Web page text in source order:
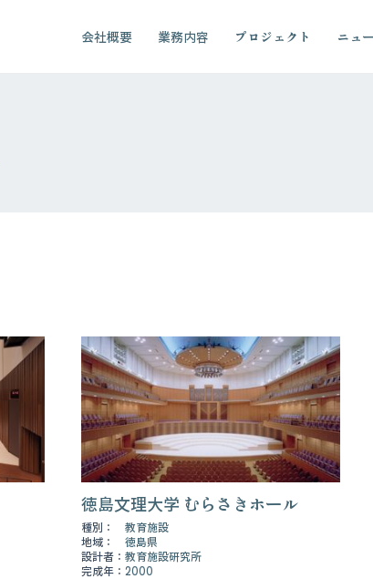
会社概要 業務内容 プロジェクト ニュ
徳島文理大学 むらさきホール
種別：
教育施設
地域：
徳島県
設計者： 教育施設研究所
完成年： 2000